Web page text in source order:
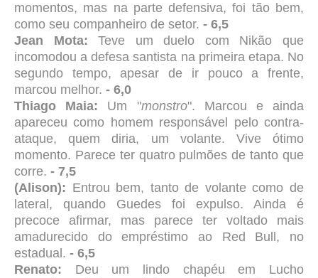
momentos, mas na parte defensiva, foi tão bem,
como seu companheiro de setor. - 6,5
Jean Mota:Teve um duelo com Nikão que
incomodou a defesa santista na primeira etapa. No
segundo tempo, apesar de ir pouco a frente,
marcou melhor. - 6,0
Thiago Maia: Um "monstro". Marcou e ainda
apareceu como homem responsável pelo contra-
ataque, quem diria, um volante. Vive ótimo
momento. Parece ter quatro pulmões de tanto que
corre. - 7,5
(Alison): Entrou bem, tanto de volante como de
lateral, quando Guedes foi expulso. Ainda é
precoce afirmar, mas parece ter voltado mais
amadurecido do empréstimo ao Red Bull, no
estadual. - 6,5
Renato: Deu um lindo chapéu em Lucho